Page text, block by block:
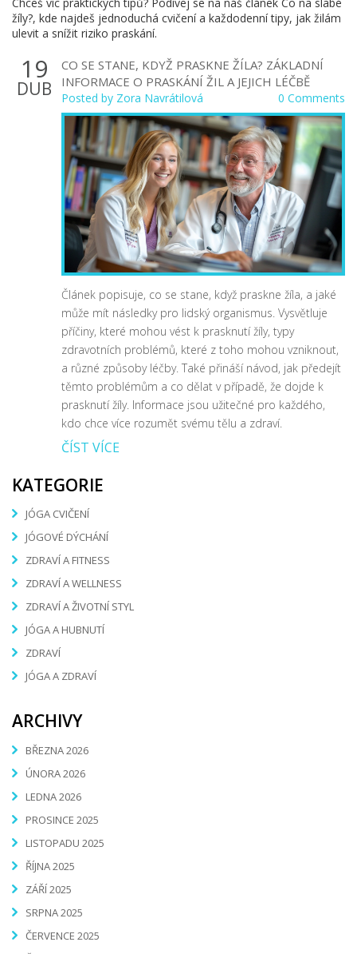
žíly?, kde najdeš jednoduchá cvičení a každodenní tipy, jak žilám
ulevit a snížit riziko praskání.
19
DUB
CO SE STANE, KDYŽ PRASKNE ŽÍLA? ZÁKLADNÍ
INFORMACE O PRASKÁNÍ ŽIL A JEJICH LÉČBĚ
Posted by Zora Navrátilová 0 Comments
Článek popisuje, co se stane, když praskne žíla, a jaké
může mít následky pro lidský organismus. Vysvětluje
příčiny, které mohou vést k prasknutí žíly, typy
zdravotních problémů, které z toho mohou vzniknout,
a různé způsoby léčby. Také přináší návod, jak předejít
těmto problémům a co dělat v případě, že dojde k
prasknutí žíly. Informace jsou užitečné pro každého,
kdo chce více rozumět svému tělu a zdraví.
ČÍST VÍCE
KATEGORIE
JÓGA CVIČENÍ
JÓGOVÉ DÝCHÁNÍ
ZDRAVÍ A FITNESS
ZDRAVÍ A WELLNESS
ZDRAVÍ A ŽIVOTNÍ STYL
JÓGA A HUBNUTÍ
ZDRAVÍ
JÓGA A ZDRAVÍ
ARCHIVY
BŘEZNA 2026
ÚNORA 2026
LEDNA 2026
PROSINCE 2025
LISTOPADU 2025
ŘÍJNA 2025
ZÁŘÍ 2025
SRPNA 2025
ČERVENCE 2025